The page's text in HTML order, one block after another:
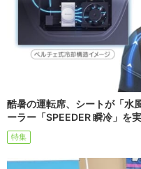
酷暑の運転席、シートが「水
ーラー「SPEEDER 瞬冷」を
特集